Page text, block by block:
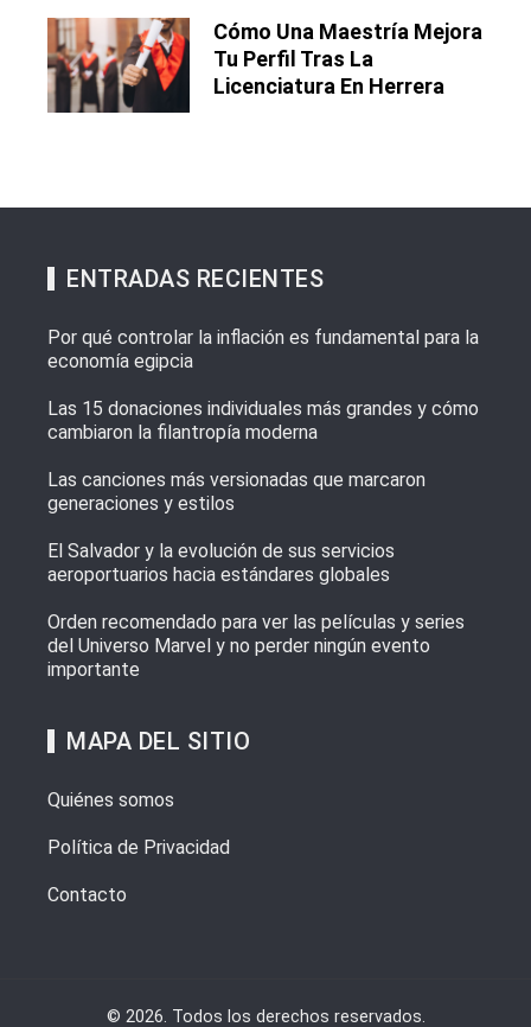
Cómo Una Maestría Mejora
Tu Perfil Tras La
Licenciatura En Herrera
ENTRADAS RECIENTES
Por qué controlar la inflación es fundamental para la
economía egipcia
Las 15 donaciones individuales más grandes y cómo
cambiaron la filantropía moderna
Las canciones más versionadas que marcaron
generaciones y estilos
El Salvador y la evolución de sus servicios
aeroportuarios hacia estándares globales
Orden recomendado para ver las películas y series
del Universo Marvel y no perder ningún evento
importante
MAPA DEL SITIO
Quiénes somos
Política de Privacidad
Contacto
© 2026. Todos los derechos reservados.